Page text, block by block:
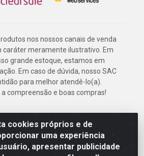
cookies próprios e de
uma experiência
apresentar publicidade
nos nossos canais de venda
caráter meramente ilustrativo. Em
grande estoque, estamos em
Em caso de dúvida, nosso SAC
para melhor atendê-lo(a).
compreensão e boas compras!
Marechal Mascarenhas de Morais, 2471 -
51.150-001 - CNPJ 24.150.377/0003-
57